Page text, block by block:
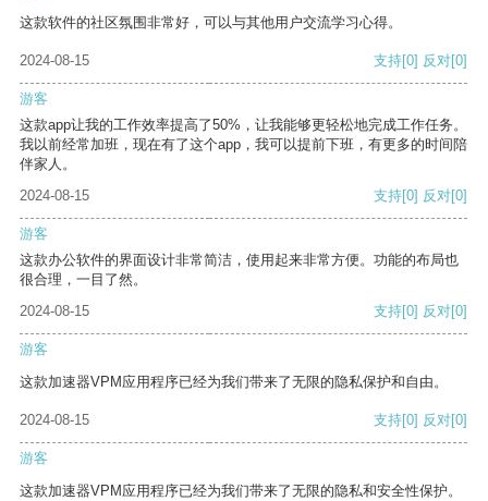
这款软件的社区氛围非常好，可以与其他用户交流学习心得。
2024-08-15 支持[0] 反对[0]
游客
这款app让我的工作效率提高了50%，让我能够更轻松地完成工作任务。
我以前经常加班，现在有了这个app，我可以提前下班，有更多的时间陪
伴家人。
2024-08-15
支持[0] 反对[0]
游客
这款办公软件的界面设计非常简洁，使用起来非常方便。功能的布局也
很合理，一目了然。
2024-08-15
支持[0] 反对[0]
游客
这款加速器VPM应用程序已经为我们带来了无限的隐私保护和自由。
2024-08-15 支持[0] 反对[0]
游客
这款加速器VPM应用程序已经为我们带来了无限的隐私和安全性保护。